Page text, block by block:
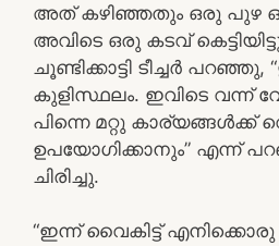
അത് കഴിഞ്ഞതും ഒരു പുഴ
അവിടെ ഒരു കടവ്
ചൂണ്ടിക്കാട്ടി ടീച്ചർ
കുളിസ്ഥലം. ഇവിടെ വന്ന്
പിന്നെ മറ്റു കാര്യങ്ങൾക്ക്
ഉപയോഗിക്കാനും” എന്ന്
ചിരിച്ചു.
“ഇന്ന് വൈകിട്ട്